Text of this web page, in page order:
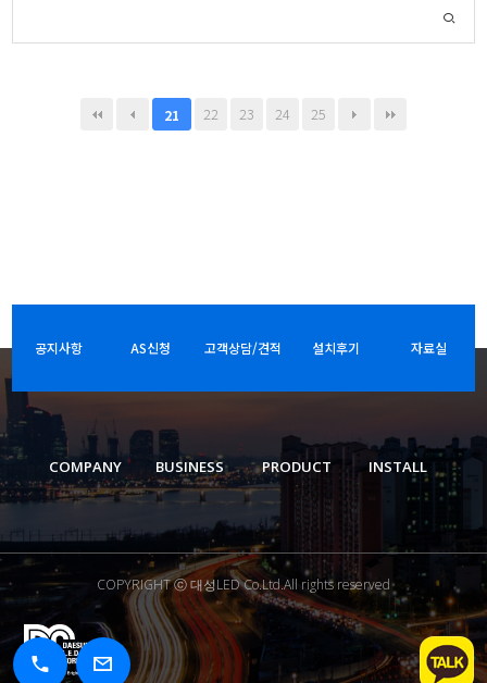
21 22 23 24 25
공지사항 AS신청 고객상담/견적 설치후기 자료실
COMPANY BUSINESS PRODUCT INSTALL
COPYRIGHT ⓒ 대성LED Co.Ltd.All rights reserved